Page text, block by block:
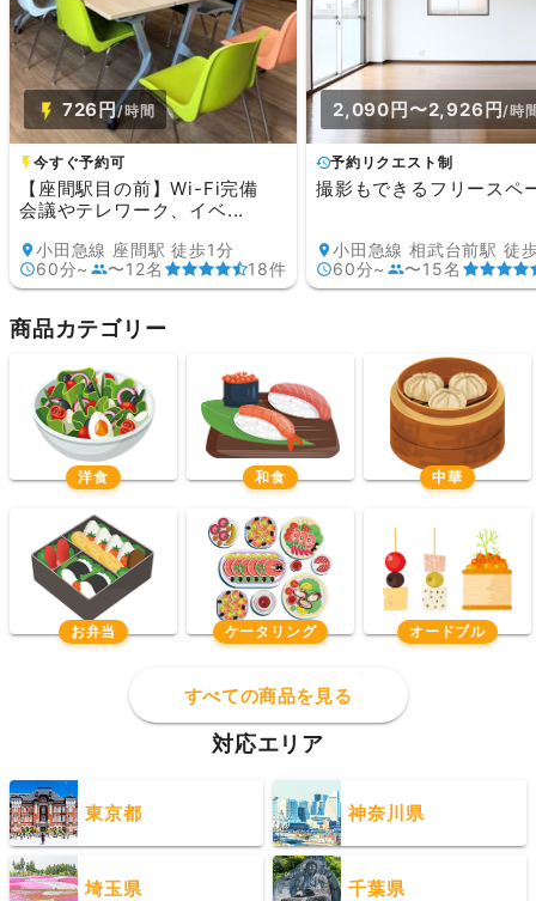
726円/時間
今すぐ予約可
【座間駅目の前】Wi-Fi完備
会議やテレワーク、イベ...
小田急線 座間駅 徒歩1分
60分~
〜12名 18件
2,090円〜2,926円/時
予約リクエスト制
撮影もできるフリースペ
小田急線 相武台前駅 徒
60分~
〜15名
商品カテゴリー
洋食 和食 中華
お弁当 ケータリング オードブル
すべての商品を見る
対応エリア
東京都 神奈川県
埼玉県 千葉県